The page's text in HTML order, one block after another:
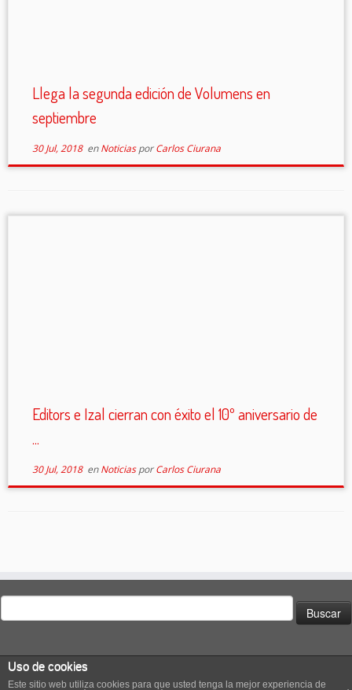
Llega la segunda edición de Volumens en
septiembre
30 Jul, 2018enNoticiasporCarlos Ciurana
Editors e Izal cierran con éxito el 10º aniversario de
...
30 Jul, 2018enNoticiasporCarlos Ciurana
Buscar:
Uso de cookies
Este sitio web utiliza cookies para que usted tenga la mejor experiencia de